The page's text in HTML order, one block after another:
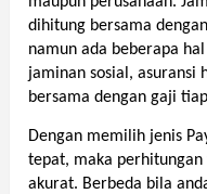
dihitung bersama
namun ada beberapa
jaminan sosial, asuransi
bersama dengan gaji
Dengan memilih jenis
tepat, maka
akurat. Berbeda bila